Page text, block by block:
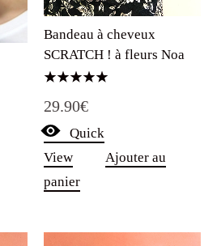
Bandeau à cheveux
SCRATCH ! à fleurs Noa
5.00
sur 5
29.90€
Quick
View
Ajouter au
panier